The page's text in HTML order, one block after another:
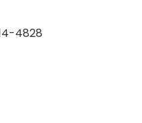
4828